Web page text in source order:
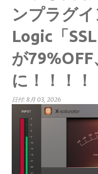
ンプラグ
Logic「
が
に！！！！
日付: 8月 03, 2026